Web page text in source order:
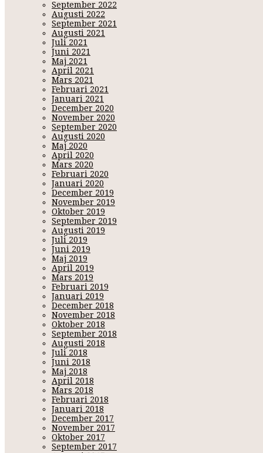
September 2022
Augusti 2022
September 2021
Augusti 2021
Juli 2021
Juni 2021
Maj 2021
April 2021
Mars 2021
Februari 2021
Januari 2021
December 2020
November 2020
September 2020
Augusti 2020
Maj 2020
April 2020
Mars 2020
Februari 2020
Januari 2020
December 2019
November 2019
Oktober 2019
September 2019
Augusti 2019
Juli 2019
Juni 2019
Maj 2019
April 2019
Mars 2019
Februari 2019
Januari 2019
December 2018
November 2018
Oktober 2018
September 2018
Augusti 2018
Juli 2018
Juni 2018
Maj 2018
April 2018
Mars 2018
Februari 2018
Januari 2018
December 2017
November 2017
Oktober 2017
September 2017
Men visst skulle man väl kunna sälja mer saker?
konstigt? Räkmackor kanske? Baguetter? Färska, kanske
företag, minns inte exakt kod men vet att catering är med
vad som göder ens själ.
höganäs - loppisfynd - odlahemma - skördetid